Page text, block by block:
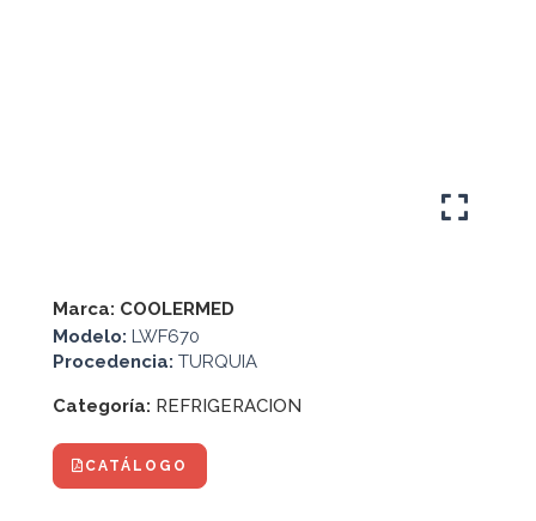
Marca: COOLERMED
Modelo: LWF670
Procedencia: TURQUIA
Categoría: REFRIGERACION
CATÁLOGO